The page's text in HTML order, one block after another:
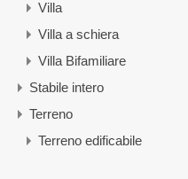
Villa
Villa a schiera
Villa Bifamiliare
Stabile intero
Terreno
Terreno edificabile